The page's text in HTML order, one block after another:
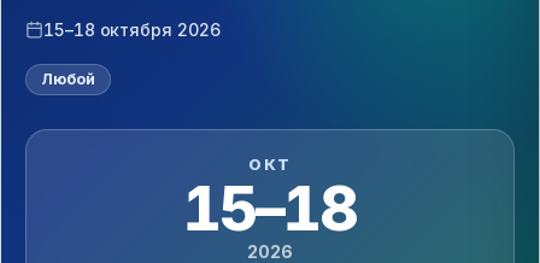
15–18 октября 2026
Любой
ОКТ
15–18
2026